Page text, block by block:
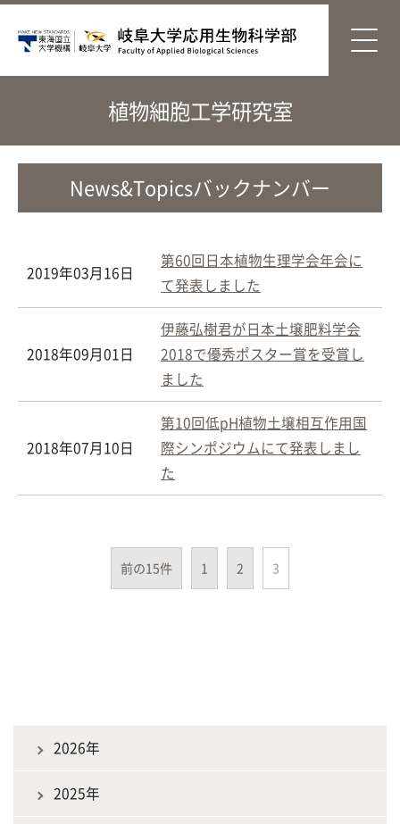
植物細胞工学研究室
News&Topicsバックナンバー
2019年03月16日
第60回日本植物生理学会年会に
て発表しました
2018年09月01日
伊藤弘樹君が日本土壌肥料学会
2018で優秀ポスター賞を受賞し
ました
2018年07月10日
第10回低pH植物土壌相互作用国
際シンポジウムにて発表しまし
た
前の15件 1 2 3
2026年
2025年